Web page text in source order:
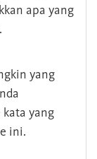
apa yang
yang
yang
ini.